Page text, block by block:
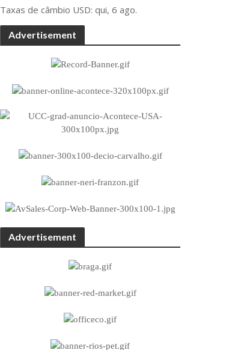
Taxas de câmbio USD: qui, 6 ago.
Advertisement
Advertisement